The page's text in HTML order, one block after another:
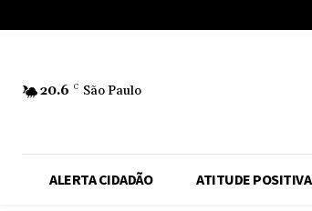
20.6 C São Paulo
ALERTA CIDADÃO ATITUDE POSITIVA